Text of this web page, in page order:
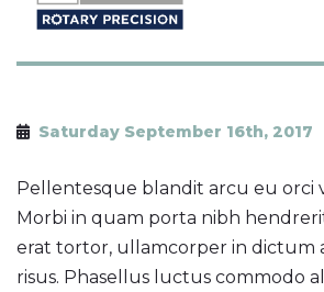
Saturday September 16th, 2017
Pellentesque blandit arcu eu orci
Morbi in quam porta nibh
erat tortor, ullamcorper in dictum
risus. Phasellus luctus commodo